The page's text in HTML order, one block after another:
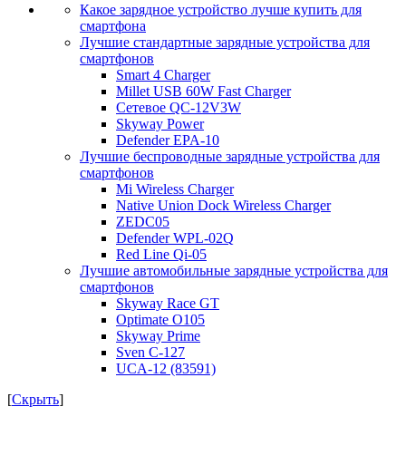
Какое зарядное устройство лучше купить для
смартфона
Лучшие стандартные зарядные устройства для
смартфонов
Smart 4 Charger
Millet USB 60W Fast Charger
Сетевое QC-12V3W
Skyway Power
Defender EPA-10
Лучшие беспроводные зарядные устройства для
смартфонов
Mi Wireless Charger
Native Union Dock Wireless Charger
ZEDC05
Defender WPL-02Q
Red Line Qi-05
Лучшие автомобильные зарядные устройства для
смартфонов
Skyway Race GT
Optimate O105
Skyway Prime
Sven C-127
UCA-12 (83591)
[Скрыть]